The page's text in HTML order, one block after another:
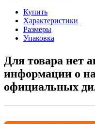
Купить
Характеристики
Размеры
Упаковка
Для товара нет
информации о
официальных